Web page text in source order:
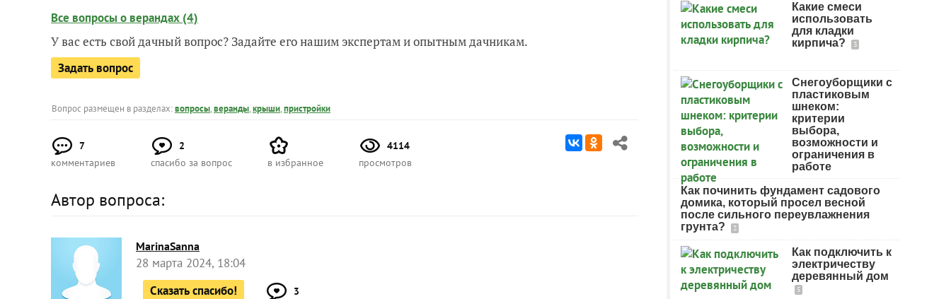
Все вопросы о верандах (4)
У вас есть свой дачный вопрос? Задайте его нашим экспертам и опытным дачникам.
Задать вопрос
Вопрос размещен в разделах:вопросы,веранды,крыши,пристройки
7
комментариев
2
спасибо за вопрос
в избранное
4114
просмотров
Автор вопроса:
MarinaSanna
28 марта 2024, 18:04
Сказать спасибо!
3
Какие смеси
использовать
для кладки
кирпича?
3
Снегоуборщики с
пластиковым
шнеком:
критерии
выбора,
возможности и
ограничения в
работе
Как починить фундамент садового
домика, который просел весной
после сильного переувлажнения
грунта?
2
Как подключить к
электричеству
деревянный дом
5